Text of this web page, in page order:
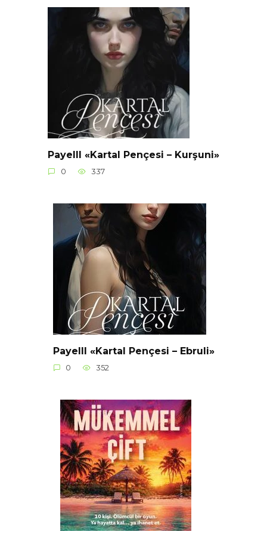
Payelll «Kartal Pençesi – Kurşuni»
0 337
Payelll «Kartal Pençesi – Ebruli»
0 352